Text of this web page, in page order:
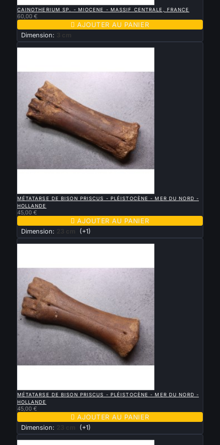
CAINOTHERIUM SP. - MIOCENE - MASSIF CENTRALE, FRANCE
60,00 €
 AJOUTER AU PANIER
Dimension: 3 cm
Nouveau
MÉTATARSE DE BISON PRISCUS - PLÉISTOCÈNE - MER DU NORD -
HOLLANDE
45,00 €
 AJOUTER AU PANIER
Dimension: 23 cm (+1)
Nouveau
MÉTATARSE DE BISON PRISCUS - PLÉISTOCÈNE - MER DU NORD -
HOLLANDE
45,00 €
 AJOUTER AU PANIER
Dimension: 23 cm (+1)
Nouveau